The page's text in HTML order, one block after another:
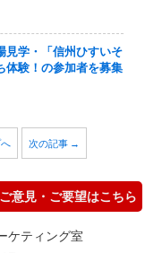
見学・「信州ひすいそ
体験！の参加者を募集
次の記事 →
意見・ご要望はこちら
ケティング室